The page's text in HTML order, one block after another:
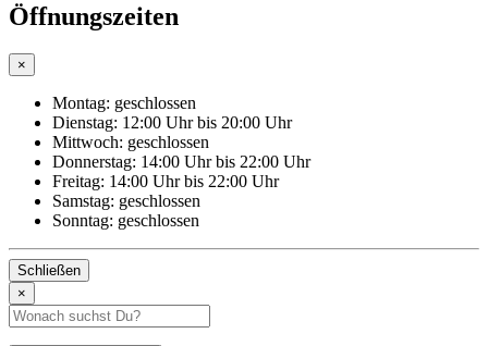
Öffnungszeiten
×
Montag: geschlossen
Dienstag: 12:00 Uhr bis 20:00 Uhr
Mittwoch: geschlossen
Donnerstag: 14:00 Uhr bis 22:00 Uhr
Freitag: 14:00 Uhr bis 22:00 Uhr
Samstag: geschlossen
Sonntag: geschlossen
Schließen
×
Suchbegriff
eingeben